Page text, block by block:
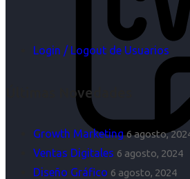
Login / Logout de Usuarios
Últimas Novedades
Growth Marketing 6 agosto,
Ventas Digitales 6 agosto, 2024
Diseño Gráfico 6 agosto, 2024